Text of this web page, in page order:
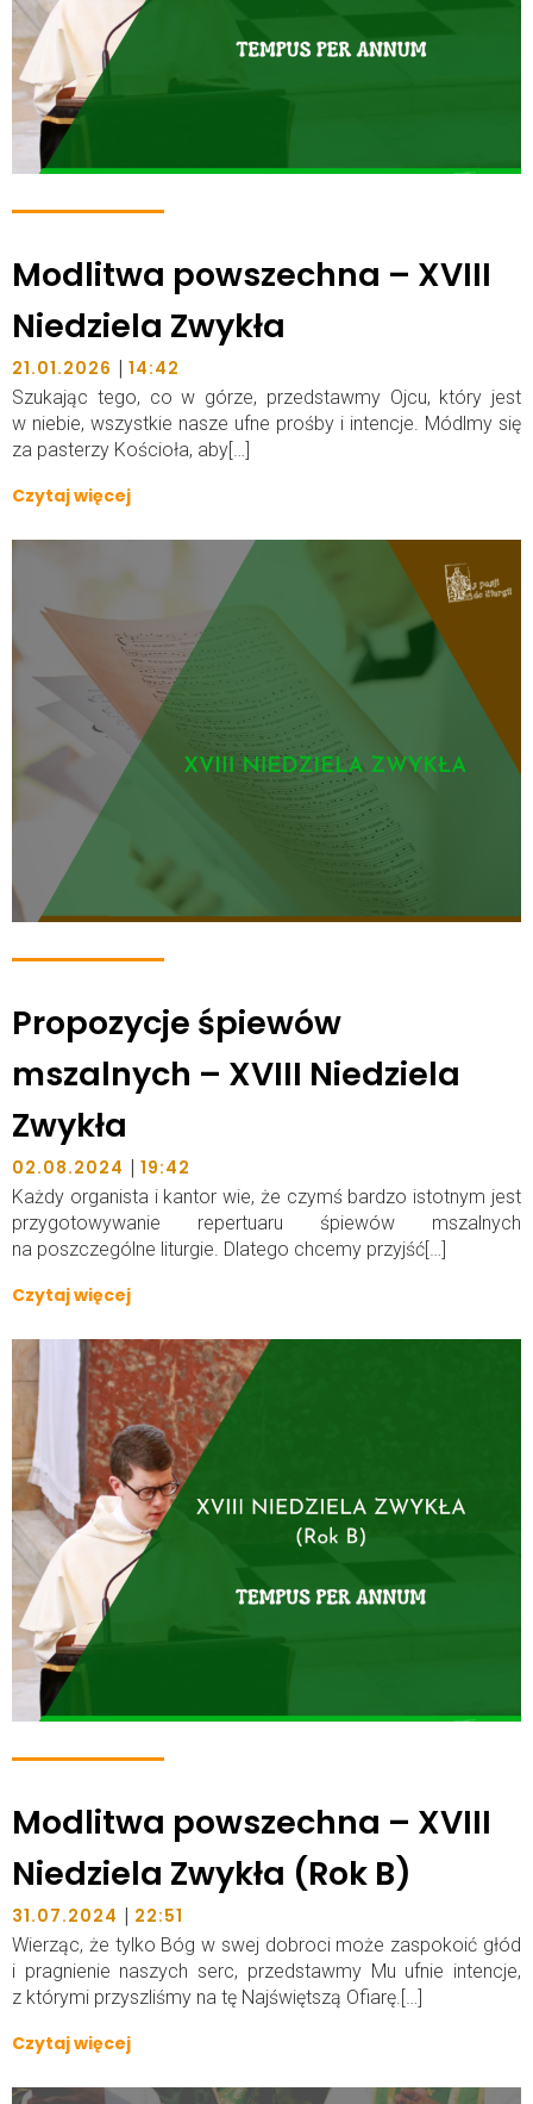
Modlitwa powszechna – XVIII
Niedziela Zwykła
21.01.2026 | 14:42
Szukając tego, co w górze, przedstawmy Ojcu, który jest
w niebie, wszystkie nasze ufne prośby i intencje. Módlmy się
za pasterzy Kościoła, aby[…]
Czytaj więcej
Propozycje śpiewów
mszalnych – XVIII Niedziela
Zwykła
02.08.2024 | 19:42
Każdy organista i kantor wie, że czymś bardzo istotnym jest
przygotowywanie repertuaru śpiewów mszalnych
na poszczególne liturgie. Dlatego chcemy przyjść[…]
Czytaj więcej
Modlitwa powszechna – XVIII
Niedziela Zwykła (Rok B)
31.07.2024 | 22:51
Wierząc, że tylko Bóg w swej dobroci może zaspokoić głód
i pragnienie naszych serc, przedstawmy Mu ufnie intencje,
z którymi przyszliśmy na tę Najświętszą Ofiarę.[…]
Czytaj więcej